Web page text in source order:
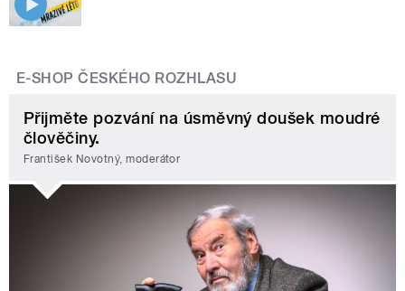
E-SHOP ČESKÉHO ROZHLASU
Přijměte pozvání na úsměvný doušek moudré
člověčiny.
František Novotný, moderátor